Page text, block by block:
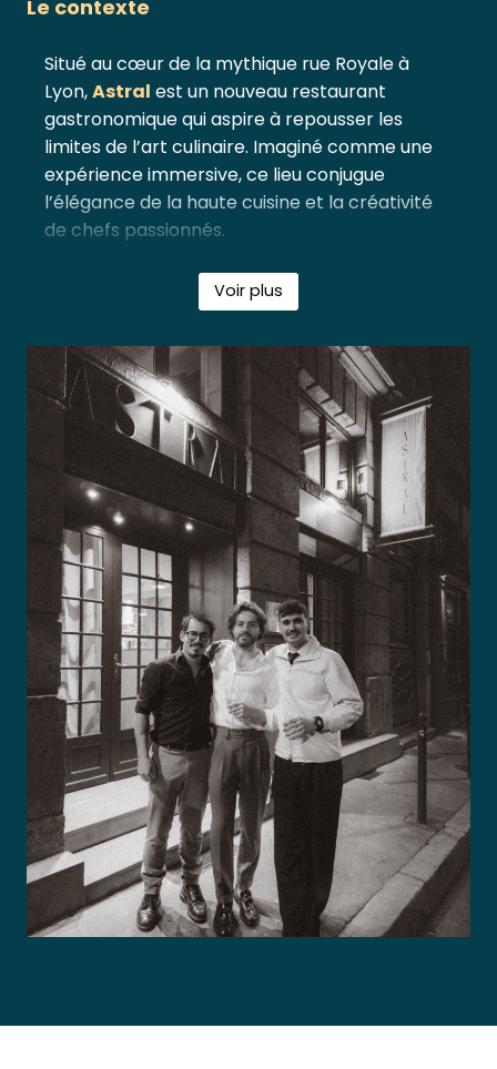
Le contexte
Situé au cœur de la mythique rue Royale à
Lyon,Astral est un nouveau restaurant
gastronomique qui aspire à repousser les
limites de l’art culinaire. Imaginé comme une
expérience immersive, ce lieu conjugue
l’élégance de la haute cuisine et la créativité
de chefs passionnés.
Dans cet écrin unique, chaque détail a été
pensé pour offrir un voyage gastronomique
mémorable, et le site web que nous avons
conçu se devait de refléter cette vision
ambitieuse et raffinée.
Voir plus